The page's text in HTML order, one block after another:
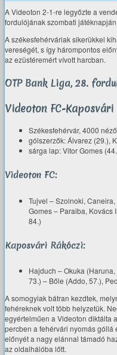
A Videoton 2-1-re legyőzte a
fordulójának szombati játéknapján.
A székesfehérváriak sikerükkel
vereségét, s így hárompontos
az ezüstéremért vívott harcban.
OTP Bank Liga, 28.
Videoton FC-Kaposvári
Székesfehérvár, 4000
gólszerzők: Álvarez (29.),
sárga lap: Vitor Gomes
Videoton FC:
Tujvel – Szolnoki,
Gomes – Paraiba, Kovács
84.)
Kaposvári Rákóczi:
Hajduch – Okuka
73.) – Bőle (Addo, 57.),
A somogyiak bátran kezdtek,
fehéreknek volt több helyzetük.
egyértelműen a Videoton diktálta
percben a fehérvári nyomás góllá
előnyét a nagy elánnal támadó
az oldalhálóba lőtt.